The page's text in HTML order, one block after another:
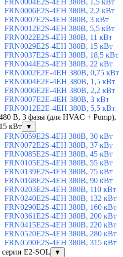
FRN0004E2S-4EH 380В, 1,5 кВт
FRN0006E2S-4EH 380В, 2,2 кВт
FRN0007E2S-4EH 380В, 3 кВт
FRN0012E2S-4EH 380В, 5,5 кВт
FRN0022E2S-4EH 380В, 11 кВт
FRN0029E2S-4EH 380В, 15 кВт
FRN0037E2S-4EH 380В, 18,5 кВт
FRN0044E2S-4EH 380В, 22 кВт
FRN0002E2E-4EH 380В, 0,75 кВт
FRN0004E2E-4EH 380В, 1,5 кВт
FRN0006E2E-4EH 380В, 2,2 кВт
FRN0007E2E-4EH 380В, 3 кВт
FRN0012E2E-4EH 380В, 5,5 кВт
В, 3 фазы (для HVAC + Pump),
кВт
▼
FRN0059E2S-4EH 380В, 30 кВт
FRN0072E2S-4EH 380В, 37 кВт
FRN0085E2S-4EH 380В, 45 кВт
FRN0105E2S-4EH 380В, 55 кВт
FRN0139E2S-4EH 380В, 75 кВт
FRN0168E2S-4EH 380В, 90 кВт
FRN0203E2S-4EH 380В, 110 кВт
FRN0240E2S-4EH 380В, 132 кВт
FRN0290E2S-4EH 380В, 160 кВт
FRN0361E2S-4EH 380В, 200 кВт
FRN0415E2S-4EH 380В, 220 кВт
FRN0520E2S-4EH 380В, 280 кВт
FRN0590E2S-4EH 380В, 315 кВт
E2-SOL
▼